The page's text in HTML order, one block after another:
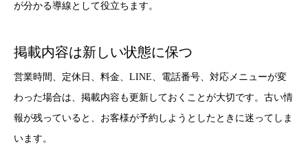
が分かる導線として役立ちます。
掲載内容は新しい状態に保つ
営業時間、定休日、料金、LINE、電話番号、対応メニューが変
わった場合は、掲載内容も更新しておくことが大切です。古い情
報が残っていると、お客様が予約しようとしたときに迷ってしま
います。